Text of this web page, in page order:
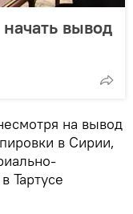
вывод
на вывод
в Сирии,
Тартусе